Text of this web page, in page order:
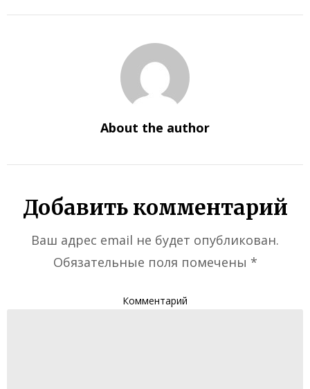
About the author
Добавить комментарий
Ваш адрес email не будет опубликован.
Обязательные поля помечены *
Комментарий